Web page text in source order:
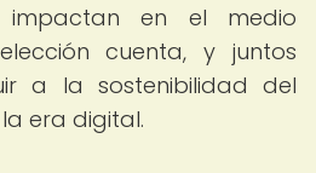
en el medio
cuenta, y juntos
a la sostenibilidad del
era digital.